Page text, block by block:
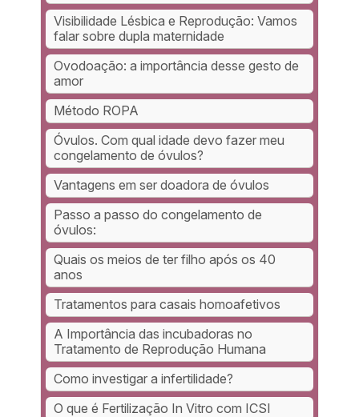
Visibilidade Lésbica e Reprodução: Vamos
falar sobre dupla maternidade
Ovodoação: a importância desse gesto de
amor
Método ROPA
Óvulos. Com qual idade devo fazer meu
congelamento de óvulos?
Vantagens em ser doadora de óvulos
Passo a passo do congelamento de
óvulos:
Quais os meios de ter filho após os 40
anos
Tratamentos para casais homoafetivos
A Importância das incubadoras no
Tratamento de Reprodução Humana
Como investigar a infertilidade?
O que é Fertilização In Vitro com ICSI